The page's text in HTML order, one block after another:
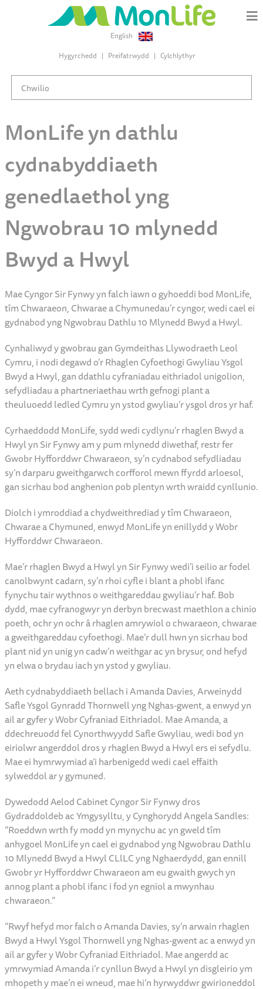
English
Hygyrchedd
Preifatrwydd Cylchlythyr
MonLife yn dathlu
cydnabyddiaeth
genedlaethol yng
Ngwobrau 10 mlynedd
Bwyd a Hwyl
Mae Cyngor Sir Fynwy yn falch iawn o gyhoeddi bod MonLife,
tîm Chwaraeon, Chwarae a Chymunedau’r cyngor, wedi cael ei
gydnabod yng Ngwobrau Dathlu 10 Mlynedd Bwyd a Hwyl.
Cynhaliwyd y gwobrau gan Gymdeithas Llywodraeth Leol
Cymru, i nodi degawd o’r Rhaglen Cyfoethogi Gwyliau Ysgol
Bwyd a Hwyl, gan ddathlu cyfraniadau eithriadol unigolion,
sefydliadau a phartneriaethau wrth gefnogi plant a
theuluoedd ledled Cymru yn ystod gwyliau’r ysgol dros yr haf.
Cyrhaeddodd MonLife, sydd wedi cydlynu’r rhaglen Bwyd a
Hwyl yn Sir Fynwy am y pum mlynedd diwethaf, restr fer
Gwobr Hyfforddwr Chwaraeon, sy’n cydnabod sefydliadau
sy’n darparu gweithgarwch corfforol mewn ffyrdd arloesol,
gan sicrhau bod anghenion pob plentyn wrth wraidd cynllunio.
Diolch i ymroddiad a chydweithrediad y tîm Chwaraeon,
Chwarae a Chymuned, enwyd MonLife yn enillydd y Wobr
Hyfforddwr Chwaraeon.
Mae’r rhaglen Bwyd a Hwyl yn Sir Fynwy wedi’i seilio ar fodel
canolbwynt cadarn, sy’n rhoi cyfle i blant a phobl ifanc
fynychu tair wythnos o weithgareddau gwyliau’r haf. Bob
dydd, mae cyfranogwyr yn derbyn brecwast maethlon a chinio
poeth, ochr yn ochr â rhaglen amrywiol o chwaraeon, chwarae
a gweithgareddau cyfoethogi. Mae’r dull hwn yn sicrhau bod
plant nid yn unig yn cadw’n weithgar ac yn brysur, ond hefyd
yn elwa o brydau iach yn ystod y gwyliau.
Aeth cydnabyddiaeth bellach i Amanda Davies, Arweinydd
Safle Ysgol Gynradd Thornwell yng Nghas-gwent, a enwyd yn
ail ar gyfer y Wobr Cyfraniad Eithriadol. Mae Amanda, a
ddechreuodd fel Cynorthwyydd Safle Gwyliau, wedi bod yn
eiriolwr angerddol dros y rhaglen Bwyd a Hwyl ers ei sefydlu.
Mae ei hymrwymiad a’i harbenigedd wedi cael effaith
sylweddol ar y gymuned.
Dywedodd Aelod Cabinet Cyngor Sir Fynwy dros
Gydraddoldeb ac Ymgysylltu, y Cynghorydd Angela Sandles:
“Roeddwn wrth fy modd yn mynychu ac yn gweld tîm
anhygoel MonLife yn cael ei gydnabod yng Ngwobrau Dathlu
10 Mlynedd Bwyd a Hwyl CLlLC yng Nghaerdydd, gan ennill
Gwobr yr Hyfforddwr Chwaraeon am eu gwaith gwych yn
annog plant a phobl ifanc i fod yn egnïol a mwynhau
chwaraeon.”
“Rwyf hefyd mor falch o Amanda Davies, sy’n arwain rhaglen
Bwyd a Hwyl Ysgol Thornwell yng Nghas-gwent ac a enwyd yn
ail ar gyfer y Wobr Cyfraniad Eithriadol. Mae angerdd ac
ymrwymiad Amanda i’r cynllun Bwyd a Hwyl yn disgleirio ym
mhopeth y mae’n ei wneud, mae hi’n hyrwyddwr gwirioneddol